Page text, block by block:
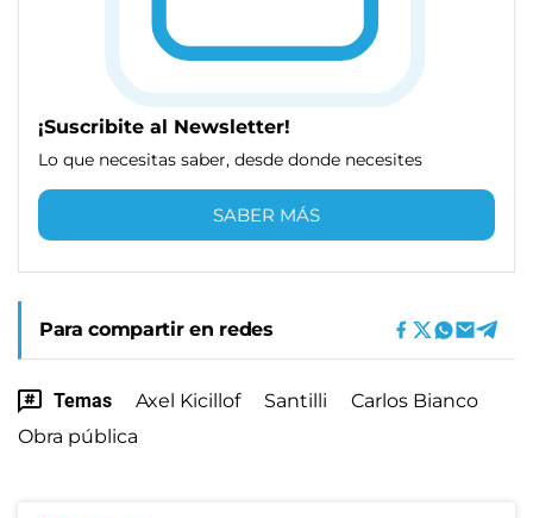
¡Suscribite al Newsletter!
Lo que necesitas saber, desde donde necesites
SABER MÁS
Para compartir en redes
Temas Axel Kicillof Santilli
Carlos Bianco
Obra pública